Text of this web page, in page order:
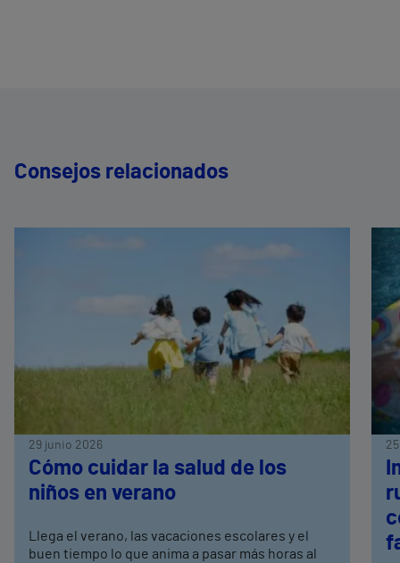
Consejos relacionados
29 junio 2026
Cómo cuidar la salud de los
niños en verano
Llega el verano, las vacaciones escolares y el
buen tiempo lo que anima a pasar más horas al